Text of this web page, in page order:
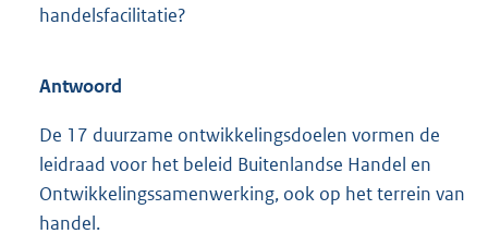
handelsfacilitatie?
Antwoord
De 17 duurzame ontwikkelingsdoelen vormen de
leidraad voor het beleid Buitenlandse Handel en
Ontwikkelingssamenwerking, ook op het terrein van
handel.